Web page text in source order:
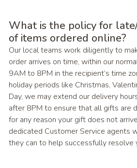
What is the policy for
of items ordered online?
Our local teams work diligently to
order arrives on time, within our
9AM to 8PM in the recipient’s time
holiday periods like Christmas,
Day, we may extend our delivery
after 8PM to ensure that all gifts are
for any reason your gift does not
dedicated Customer Service agents
they can to help successfully resolve